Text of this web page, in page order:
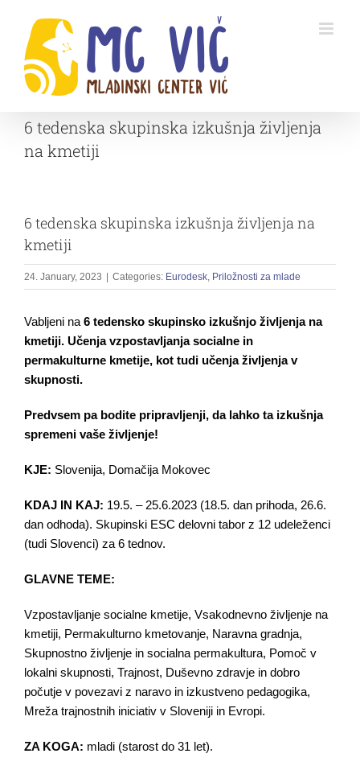
content
6 tedenska skupinska izkušnja življenja
na kmetiji
6 tedenska skupinska izkušnja življenja na
kmetiji
24. January, 2023 Categories: Eurodesk, Priložnosti za mlade
Vabljeni na 6 tedensko skupinsko izkušnjo življenja na
kmetiji. Učenja vzpostavljanja socialne in
permakulturne kmetije, kot tudi učenja življenja v
skupnosti.
Predvsem pa bodite pripravljenji, da lahko ta izkušnja
spremeni vaše življenje!
KJE: Slovenija, Domačija Mokovec
KDAJ IN KAJ: 19.5. – 25.6.2023 (18.5. dan prihoda, 26.6.
dan odhoda). Skupinski ESC delovni tabor z 12 udeleženci
(tudi Slovenci) za 6 tednov.
GLAVNE TEME:
Vzpostavljanje socialne kmetije, Vsakodnevno življenje na
kmetiji, Permakulturno kmetovanje, Naravna gradnja,
Skupnostno življenje in socialna permakultura, Pomoč v
lokalni skupnosti, Trajnost, Duševno zdravje in dobro
počutje v povezavi z naravo in izkustveno pedagogika,
Mreža trajnostnih iniciativ v Sloveniji in Evropi.
ZA KOGA: mladi (starost do 31 let).